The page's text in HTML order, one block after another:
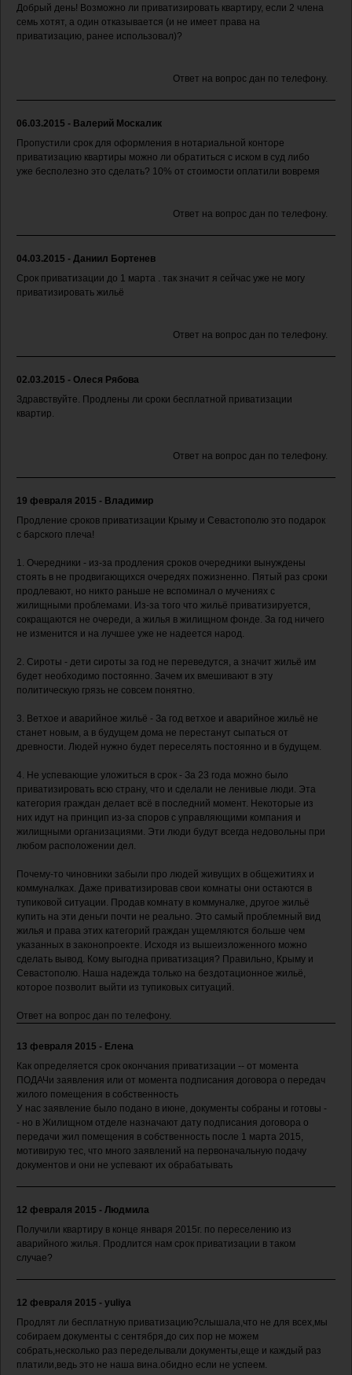
Добрый день! Возможно ли приватизировать квартиру, если 2 члена
семь хотят, а один отказывается (и не имеет права на
приватизацию, ранее использовал)?
Ответ на вопрос дан по телефону.
06.03.2015 - Валерий Москалик
Пропустили срок для оформления в нотариальной конторе
приватизацию квартиры можно ли обратиться с иском в суд либо
уже бесполезно это сделать? 10% от стоимости оплатили вовремя
Ответ на вопрос дан по телефону.
04.03.2015 - Даниил Бортенев
Срок приватизации до 1 марта . так значит я сейчас уже не могу
приватизировать жильё
Ответ на вопрос дан по телефону.
02.03.2015 - Олеся Рябова
Здравствуйте. Продлены ли сроки бесплатной приватизации
квартир.
Ответ на вопрос дан по телефону.
19 февраля 2015 - Владимир
Продление сроков приватизации Крыму и Севастополю это подарок
с барского плеча!
1. Очередники - из-за продления сроков очередники вынуждены
стоять в не продвигающихся очередях пожизненно. Пятый раз сроки
продлевают, но никто раньше не вспоминал о мучениях с
жилищными проблемами. Из-за того что жильё приватизируется,
сокращаются не очереди, а жилья в жилищном фонде. За год ничего
не изменится и на лучшее уже не надеется народ.
2. Сироты - дети сироты за год не переведутся, а значит жильё им
будет необходимо постоянно. Зачем их вмешивают в эту
политическую грязь не совсем понятно.
3. Ветхое и аварийное жильё - За год ветхое и аварийное жильё не
станет новым, а в будущем дома не перестанут сыпаться от
древности. Людей нужно будет переселять постоянно и в будущем.
4. Не успевающие уложиться в срок - За 23 года можно было
приватизировать всю страну, что и сделали не ленивые люди. Эта
категория граждан делает всё в последний момент. Некоторые из
них идут на принцип из-за споров с управляющими компания и
жилищными организациями. Эти люди будут всегда недовольны при
любом расположении дел.
Почему-то чиновники забыли про людей живущих в общежитиях и
коммуналках. Даже приватизировав свои комнаты они остаются в
тупиковой ситуации. Продав комнату в коммуналке, другое жильё
купить на эти деньги почти не реально. Это самый проблемный вид
жилья и права этих категорий граждан ущемляются больше чем
указанных в законопроекте. Исходя из вышеизложенного можно
сделать вывод. Кому выгодна приватизация? Правильно, Крыму и
Севастополю. Наша надежда только на бездотационное жильё,
которое позволит выйти из тупиковых ситуаций.
Ответ на вопрос дан по телефону.
13 февраля 2015 - Елена
Как определяется срок окончания приватизации -- от момента
ПОДАЧи заявления или от момента подписания договора о передач
жилого помещения в собственность
У нас заявление было подано в июне, документы собраны и готовы -
- но в Жилищном отделе назначают дату подписания договора о
передачи жил помещения в собственность после 1 марта 2015,
мотивирую тес, что много заявлений на первоначальную подачу
документов и они не успевают их обрабатывать
12 февраля 2015 - Людмила
Получили квартиру в конце января 2015г. по переселению из
аварийного жилья. Продлится нам срок приватизации в таком
случае?
12 февраля 2015 - yuliya
Продлят ли бесплатную приватизацию?слышала,что не для всех,мы
собираем документы с сентября,до сих пор не можем
собрать,несколько раз переделывали документы,еще и каждый раз
платили,ведь это не наша вина.обидно если не успеем.